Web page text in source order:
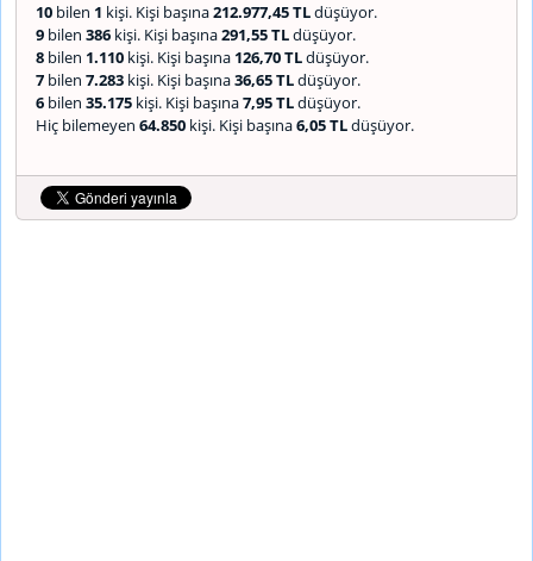
10 bilen 1 kişi. Kişi başına212.977,45 TLdüşüyor.
9 bilen 386 kişi. Kişi başına291,55 TLdüşüyor.
8 bilen 1.110 kişi. Kişi başına 126,70 TLdüşüyor.
7 bilen 7.283 kişi. Kişi başına36,65 TLdüşüyor.
6 bilen 35.175 kişi. Kişi başına7,95 TLdüşüyor.
Hiç bilemeyen 64.850 kişi. Kişi başına6,05 TLdüşüyor.